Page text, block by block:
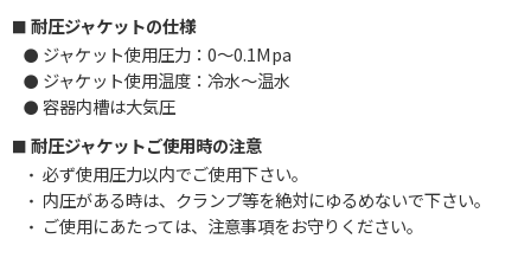
耐圧ジャケットの仕様
● ジャケット使用圧力：0～0.1Mpa
● ジャケット使用温度：冷水～温水
● 容器内槽は大気圧
耐圧ジャケットご使用時の注意
・ 必ず使用圧力以内でご使用下さい。
・ 内圧がある時は、クランプ等を絶対にゆるめないで下さい。
・ ご使用にあたっては、注意事項をお守りください。